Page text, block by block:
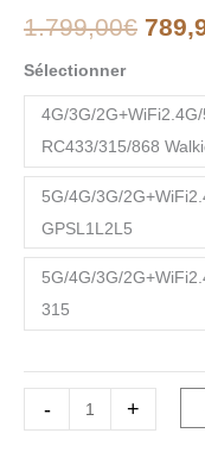
1.799,00€
Sélectionner
4G/3G/
RC433/315/868
5G/4G/3G/
GPSL1L2L5
5G/4G/3G/
315
-
VHF
16
performance
5G
+